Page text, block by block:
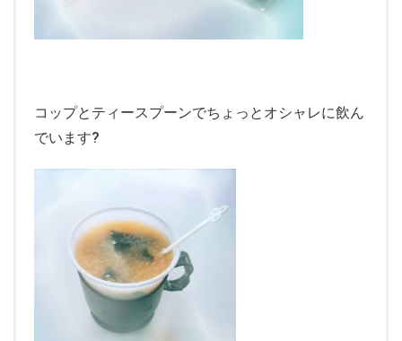
コップとティースプーンでちょっとオシャレに飲ん
でいます?